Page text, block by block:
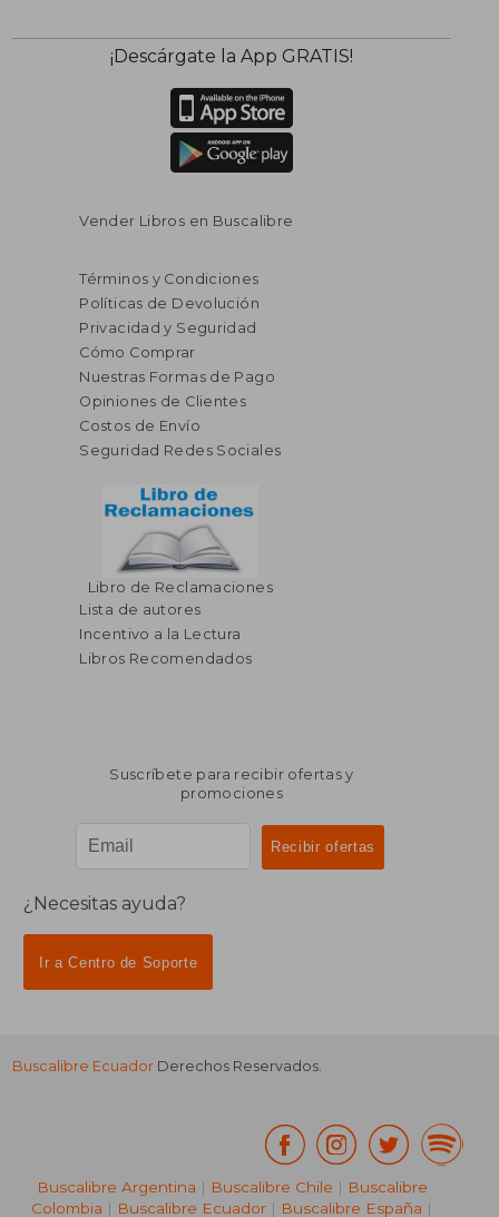
¡Descárgate la App GRATIS!
Vender Libros en Buscalibre
Términos y Condiciones
Políticas de Devolución
Privacidad y Seguridad
Cómo Comprar
Nuestras Formas de Pago
Opiniones de Clientes
Costos de Envío
Seguridad Redes Sociales
Libro de Reclamaciones
Lista de autores
Incentivo a la Lectura
Libros Recomendados
Suscríbete para recibir ofertas y
promociones
¿Necesitas ayuda?
Ir a Centro de Soporte
Buscalibre Ecuador Derechos Reservados.
Buscalibre Argentina | Buscalibre Chile | Buscalibre
Colombia | Buscalibre Ecuador | Buscalibre España |